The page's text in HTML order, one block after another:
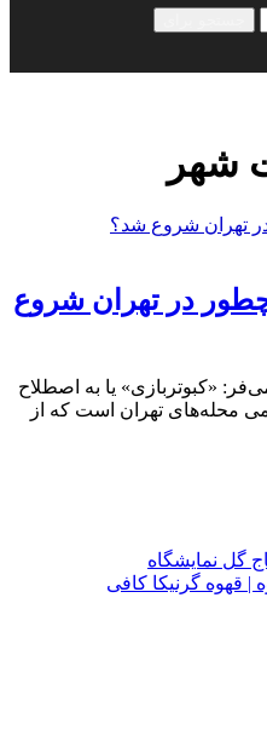
شهر
در تهران شروع
«کبوتربازی» یا به اصطلاح
محله‌های تهران است که از
گل نمایشگاه
| قهوه گرنیکا کافی